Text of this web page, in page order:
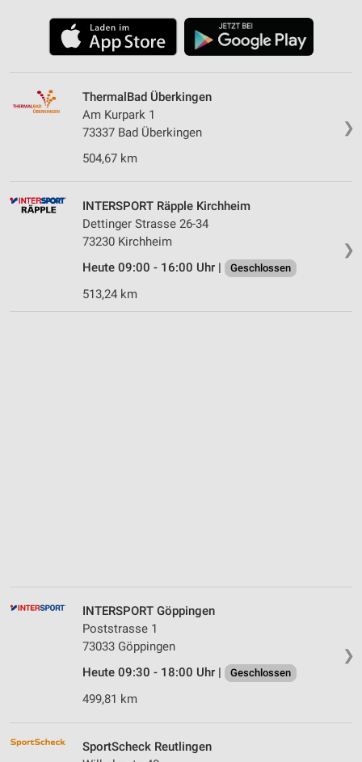
❯
ThermalBad Überkingen
Am Kurpark 1
73337 Bad Überkingen
504,67 km
❯
INTERSPORT Räpple Kirchheim
Dettinger Strasse 26-34
73230 Kirchheim
Heute 09:00 - 16:00 Uhr |
Geschlossen
513,24 km
❯
INTERSPORT Göppingen
Poststrasse 1
73033 Göppingen
Heute 09:30 - 18:00 Uhr |
Geschlossen
499,81 km
SportScheck Reutlingen